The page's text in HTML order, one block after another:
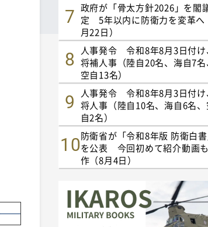
政府が「骨太方針2026」を閣
定 5年以内に防衛力を変革へ
月22日）
人事発令 令和8年8月3日付け
将補人事（陸自20名、海自7名
空自13名）
人事発令 令和8年8月3日付け
将人事（陸自10名、海自6名、
自2名）
防衛省が「令和8年版 防衛白書
を公表 今回初めて紹介動画
作（8月4日）